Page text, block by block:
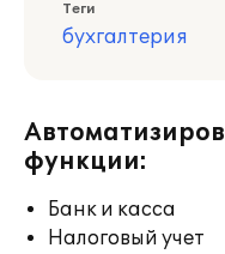
Теги
бухгалтерия
функции:
Банк и касса
Налоговый учет